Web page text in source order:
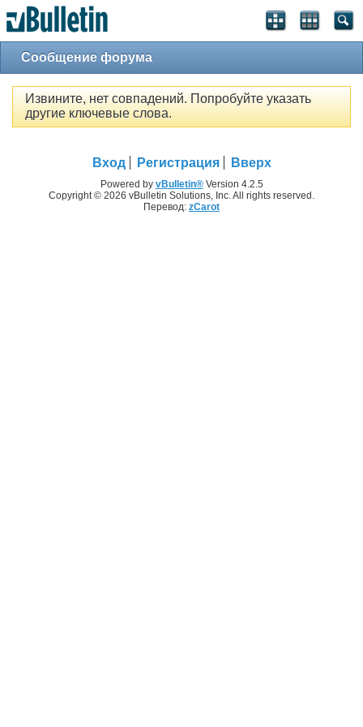
Сообщение форума
Извините, нет совпадений. Попробуйте указать
другие ключевые слова.
Вход Регистрация Вверх
Powered by vBulletin®Version 4.2.5
Copyright © 2026 vBulletin Solutions, Inc. All rights reserved.
Перевод: zCarot